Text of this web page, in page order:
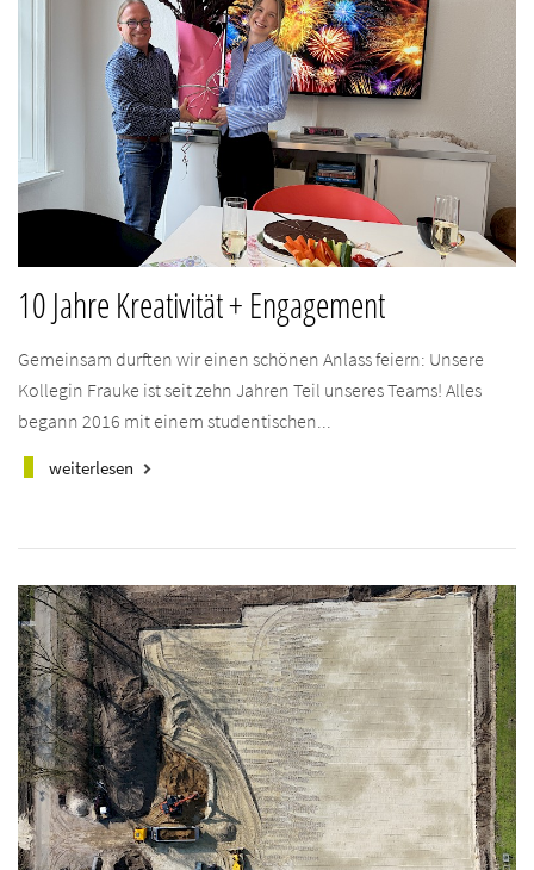
10 Jahre Kreativität + Engagement
Gemeinsam durften wir einen schönen Anlass feiern: Unsere
Kollegin Frauke ist seit zehn Jahren Teil unseres Teams! Alles
begann 2016 mit einem studentischen...
weiterlesen keyboard_arrow_right